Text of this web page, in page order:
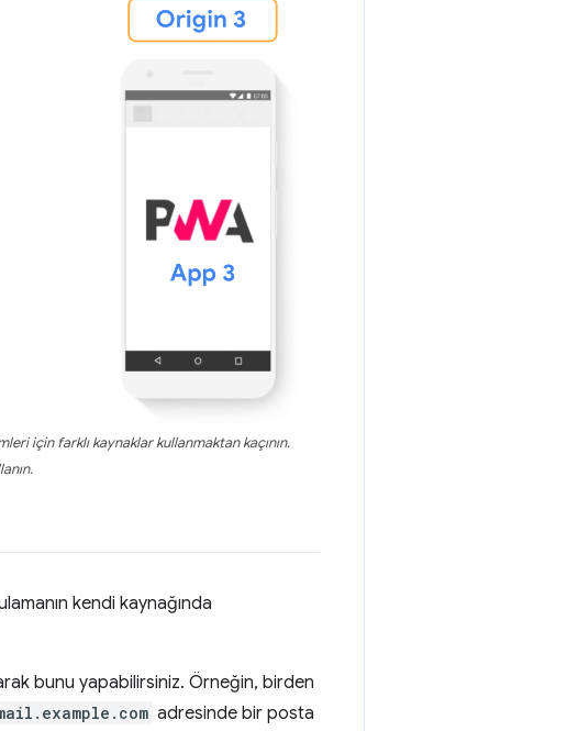
için farklı kaynaklar kullanmaktan kaçının.
kendi kaynağında
bunu yapabilirsiniz. Örneğin, birden
adresinde bir posta